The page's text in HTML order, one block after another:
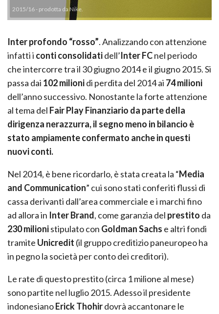
2015/16 - prodotta da Nike.
Inter profondo “rosso”. Analizzando con attenzione
infatti i conti consolidatidell’Inter FCnel periodo
che intercorre tra il 30 giugno 2014 e il giugno 2015. Si
passa dai 102 milionidi perdita del 2014 ai 74 milioni
dell’anno successivo. Nonostante la forte attenzione
al tema del Fair Play Finanziario da parte della
dirigenza nerazzurra, il segno meno in bilancio è
stato ampiamente confermato anche in questi
nuovi conti.
Nel 2014, è bene ricordarlo, è stata creata la “Media
and Communication” cui sono stati conferiti flussi di
cassa derivanti dall’area commerciale e i marchi fino
ad allora in Inter Brand, come garanzia del prestito da
230 milionistipulato con Goldman Sachs e altri fondi
tramite Unicredit (il gruppo creditizio paneuropeo ha
in pegno la società per conto dei creditori).
Le rate di questo prestito (circa 1 milione al mese)
sono partite nel luglio 2015. Adesso il presidente
indonesianoErick Thohirdovrà accantonare le